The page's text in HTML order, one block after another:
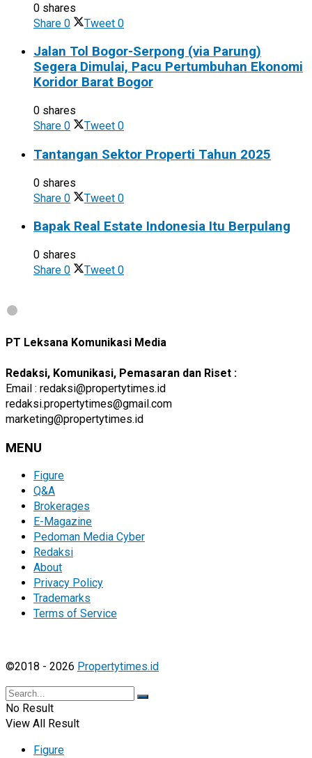
0 shares
Share 0 Tweet 0
Jalan Tol Bogor-Serpong (via Parung)
Segera Dimulai, Pacu Pertumbuhan Ekonomi
Koridor Barat Bogor
0 shares
Share 0 Tweet 0
Tantangan Sektor Properti Tahun 2025
0 shares
Share 0 Tweet 0
Bapak Real Estate Indonesia Itu Berpulang
0 shares
Share 0 Tweet 0
PT Leksana Komunikasi Media
Redaksi, Komunikasi, Pemasaran dan Riset :
Email : redaksi@propertytimes.id
redaksi.propertytimes@gmail.com
marketing@propertytimes.id
MENU
Figure
Q&A
Brokerages
E-Magazine
Pedoman Media Cyber
Redaksi
About
Privacy Policy
Trademarks
Terms of Service
©2018 - 2026 Propertytimes.id
No Result
View All Result
Figure